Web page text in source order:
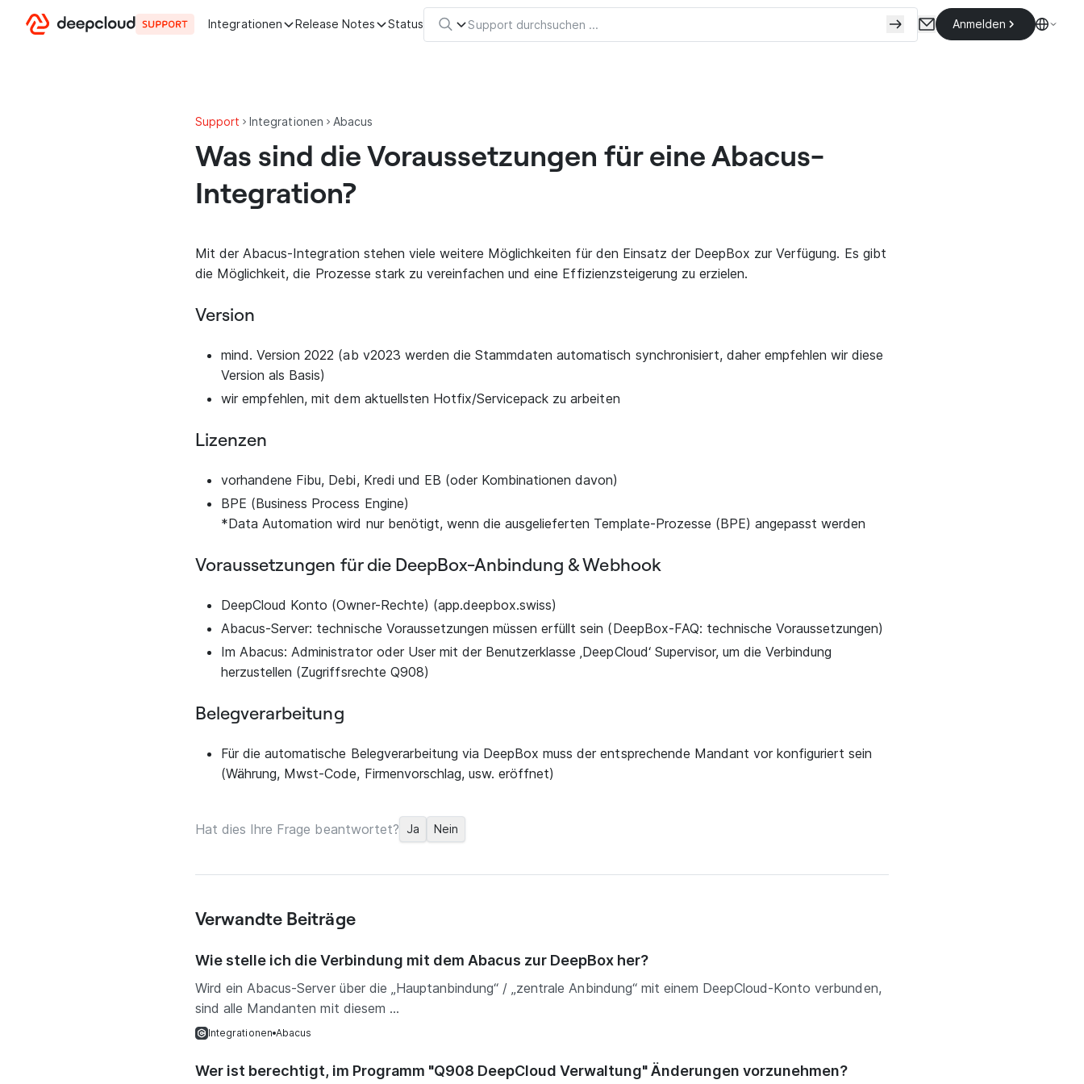
Integrationen Release Notes Status Anmelden
Support Integrationen Abacus
Was sind die Voraussetzungen für eine Abacus-
Integration?
Mit der Abacus-Integration stehen viele weitere Möglichkeiten für den Einsatz der DeepBox zur Verfügung. Es gibt
die Möglichkeit, die Prozesse stark zu vereinfachen und eine Effizienzsteigerung zu erzielen.
Version
mind. Version 2022 (ab v2023 werden die Stammdaten automatisch synchronisiert, daher empfehlen wir diese
Version als Basis)
wir empfehlen, mit dem aktuellsten Hotfix/Servicepack zu arbeiten
Lizenzen
vorhandene Fibu, Debi, Kredi und EB (oder Kombinationen davon)
BPE (Business Process Engine)
*Data Automation wird nur benötigt, wenn die ausgelieferten Template-Prozesse (BPE) angepasst werden
Voraussetzungen für die DeepBox-Anbindung & Webhook
DeepCloud Konto (Owner-Rechte) (app.deepbox.swiss)
Abacus-Server: technische Voraussetzungen müssen erfüllt sein (DeepBox-FAQ: technische Voraussetzungen)
Im Abacus: Administrator oder User mit der Benutzerklasse ‚DeepCloud‘ Supervisor, um die Verbindung
herzustellen (Zugriffsrechte Q908)
Belegverarbeitung
Für die automatische Belegverarbeitung via DeepBox muss der entsprechende Mandant vor konfiguriert sein
(Währung, Mwst-Code, Firmenvorschlag, usw. eröffnet)
Hat dies Ihre Frage beantwortet? Ja Nein
Verwandte Beiträge
Wie stelle ich die Verbindung mit dem Abacus zur DeepBox her?
Wird ein Abacus-Server über die „Hauptanbindung“ / „zentrale Anbindung“ mit einem DeepCloud-Konto verbunden,
sind alle Mandanten mit diesem ...
Integrationen Abacus
Wer ist berechtigt, im Programm "Q908 DeepCloud Verwaltung" Änderungen vorzunehmen?